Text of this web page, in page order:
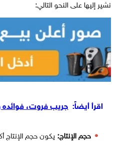
نشير إليها على النحو التالي:
اقرأ أيضاً: جريب فروت، فوائده
حجم الإنتاج: يكون حجم الإنتاج